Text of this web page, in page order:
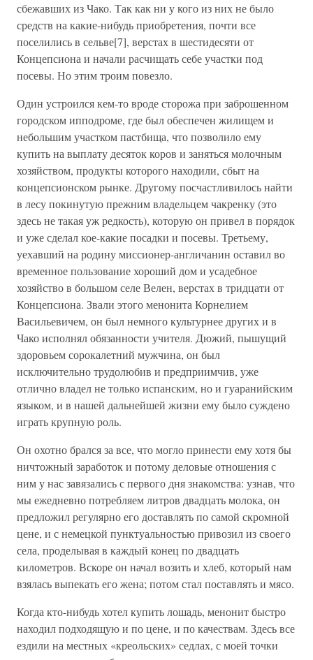
сбежавших из Чако. Так как ни у кого из них не было
средств на какие-нибудь приобретения, почти все
поселились в сельве[7], верстах в шестидесяти от
Концепсиона и начали расчищать себе участки под
посевы. Но этим троим повезло.
Один устроился кем-то вроде сторожа при заброшенном
городском ипподроме, где был обеспечен жилищем и
небольшим участком пастбища, что позволило ему
купить на выплату десяток коров и заняться молочным
хозяйством, продукты которого находили, сбыт на
концепсионском рынке. Другому посчастливилось найти
в лесу покинутую прежним владельцем чакренку (это
здесь не такая уж редкость), которую он привел в порядок
и уже сделал кое-какие посадки и посевы. Третьему,
уехавший на родину миссионер-англичанин оставил во
временное пользование хороший дом и усадебное
хозяйство в большом селе Велен, верстах в тридцати от
Концепсиона. Звали этого менонита Корнелием
Васильевичем, он был немного культурнее других и в
Чако исполнял обязанности учителя. Дюжий, пышущий
здоровьем сорокалетний мужчина, он был
исключительно трудолюбив и предприимчив, уже
отлично владел не только испанским, но и гуаранийским
языком, и в нашей дальнейшей жизни ему было суждено
играть крупную роль.
Он охотно брался за все, что могло принести ему хотя бы
ничтожный заработок и потому деловые отношения с
ним у нас завязались с первого дня знакомства: узнав, что
мы ежедневно потребляем литров двадцать молока, он
предложил регулярно его доставлять по самой скромной
цене, и с немецкой пунктуальностью привозил из своего
села, проделывая в каждый конец по двадцать
километров. Вскоре он начал возить и хлеб, который нам
взялась выпекать его жена; потом стал поставлять и мясо.
Когда кто-нибудь хотел купить лошадь, менонит быстро
находил подходящую и по цене, и по качествам. Здесь все
ездили на местных «креольских» седлах, с моей точки